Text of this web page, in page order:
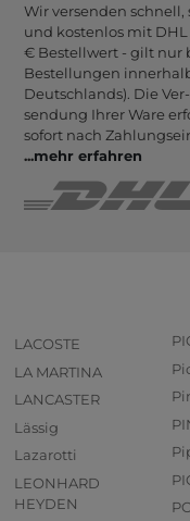
Wir versenden schnell,
und kostenlos mit DHL
€ Bestell­wert - gilt nur
Bestel­lungen
Deutsch­lands). Die Ver­
sendung Ihrer Ware
sofort nach
...mehr erfahren
LACOSTE
LA MARTINA
LANCASTER
Lässig
Lazarotti
LEONHARD
HEYDEN